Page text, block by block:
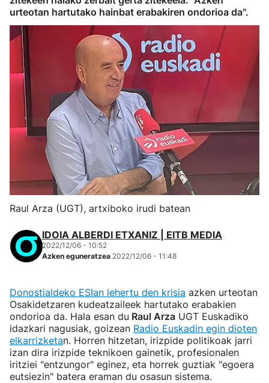
urteotan hartutako hainbat erabakiren ondorioa da".
Raul Arza (UGT), artxiboko irudi batean
IDOIA ALBERDI ETXANIZ | EITB MEDIA
2022/12/06 - 10:52
Azken eguneratzea 2022/12/06 - 11:48
Donostialdeko ESIan lehertu den krisia azken urteotan
Osakidetzaren kudeatzaileek hartutako erabakien
ondorioa da. Hala esan du Raul Arza UGT Euskadiko
idazkari nagusiak, goizean Radio Euskadin egin dioten
elkarrizketan. Horren hitzetan, irizpide politikoak jarri
izan dira irizpide teknikoen gainetik, profesionalen
iritziei "entzungor" eginez, eta horrek guztiak "egoera
eutsiezin" batera eraman du osasun sistema.